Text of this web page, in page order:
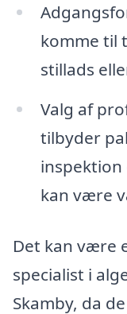
komme til
stillads
Valg af
tilbyder
inspektion
kan være
Det kan være
specialist i
Skamby, da